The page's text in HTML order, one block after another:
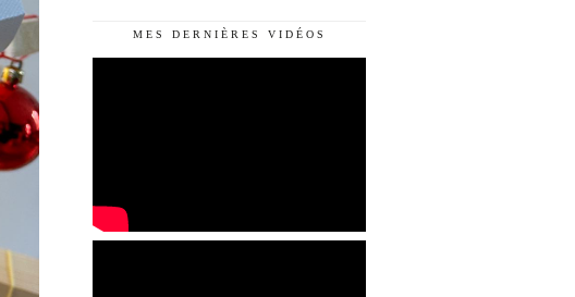
MES DERNIÈRES VIDÉOS